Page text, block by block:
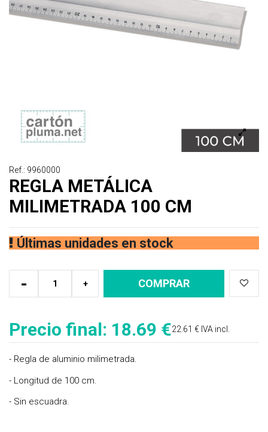
Ref.: 9960000
REGLA METÁLICA
MILIMETRADA 100 CM
Últimas unidades en stock
+
- COMPRAR
Precio final: 18.69 €22.61 € IVA incl.
- Regla de aluminio milimetrada.
- Longitud de 100 cm.
- Sin escuadra.